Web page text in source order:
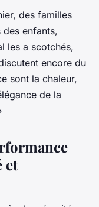
des familles
enfants,
les a scotchés,
encore du
sont la chaleur,
de la
et